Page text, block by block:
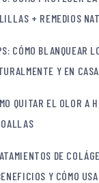
+ REMEDIOS
CÓMO BLANQUEAR
Y EN CASA
QUITAR EL OLOR A
DE
Y CÓMO